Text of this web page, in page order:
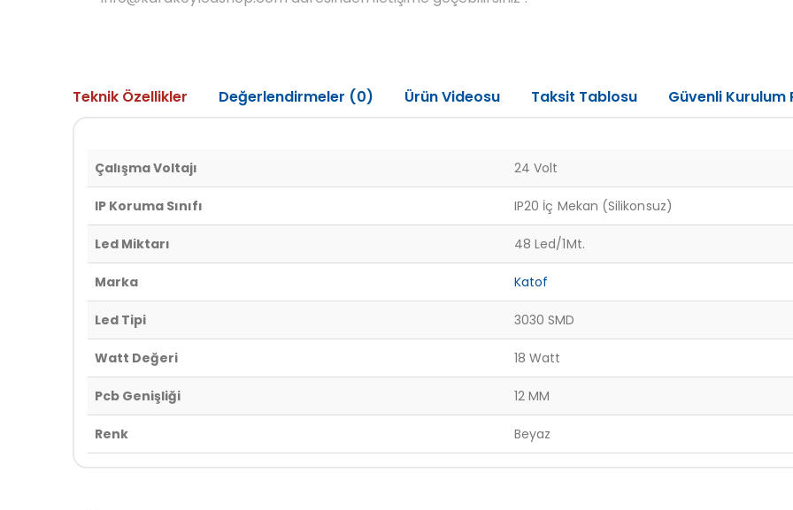
Teknik Özellikler Değerlendirmeler (0) Ürün Videosu Taksit Tablosu Güvenli Kurulum
Çalışma Voltajı 24 Volt
IP Koruma Sınıfı IP20 İç Mekan (Silikonsuz)
Led Miktarı 48 Led/1Mt.
Marka Katof
Led Tipi 3030 SMD
Watt Değeri 18 Watt
Pcb Genişliği 12 MM
Renk Beyaz